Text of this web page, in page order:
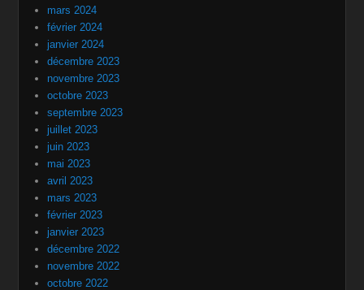
mars 2024
février 2024
janvier 2024
décembre 2023
novembre 2023
octobre 2023
septembre 2023
juillet 2023
juin 2023
mai 2023
avril 2023
mars 2023
février 2023
janvier 2023
décembre 2022
novembre 2022
octobre 2022